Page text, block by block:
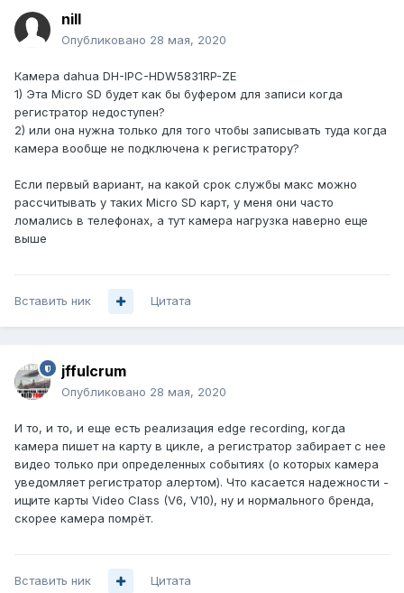
nill
Опубликовано 28 мая, 2020
Камера dahua DH-IPC-HDW5831RP-ZE
1) Эта Micro SD будет как бы буфером для записи когда
регистратор недоступен?
2) или она нужна только для того чтобы записывать туда когда
камера вообще не подключена к регистратору?
Если первый вариант, на какой срок службы макс можно
рассчитывать у таких Micro SD карт, у меня они часто
ломались в телефонах, а тут камера нагрузка наверно еще
выше
Вставить ник Цитата
jffulcrum
Опубликовано 28 мая, 2020
И то, и то, и еще есть реализация edge recording, когда
камера пишет на карту в цикле, а регистратор забирает с нее
видео только при определенных событиях (о которых камера
уведомляет регистратор алертом). Что касается надежности -
ищите карты Video Class (V6, V10), ну и нормального бренда,
скорее камера помрёт.
Вставить ник Цитата